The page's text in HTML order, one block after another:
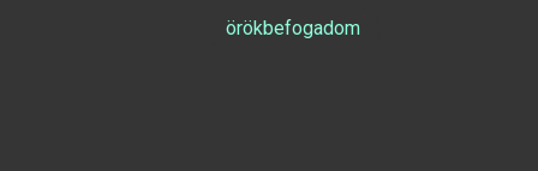
örökbefogadom